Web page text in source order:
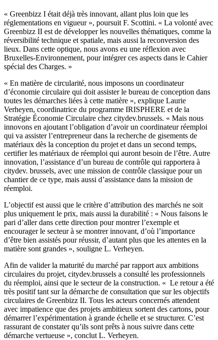
« Greenbizz I était déjà très innovant, allant plus loin que les
réglementations en vigueur », poursuit F. Scottini. « La volonté avec
Greenbizz II est de développer les nouvelles thématiques, comme la
réversibilité technique et spatiale, mais aussi la reconversion des
lieux. Dans cette optique, nous avons eu une réflexion avec
Bruxelles-Environnement, pour intégrer ces aspects dans le Cahier
spécial des Charges. »
« En matière de circularité, nous imposons un coordinateur
d’économie circulaire qui doit assister le bureau de conception dans
toutes les démarches liées à cette matière », explique Laurie
Verheyen, coordinatrice du programme IRISPHERE et de la
Stratégie Économie Circulaire chez citydev.brussels. « Mais nous
innovons en ajoutant l’obligation d’avoir un coordinateur réemploi
qui va assister l’entrepreneur dans la recherche de gisements de
matériaux dès la conception du projet et dans un second temps,
certifier les matériaux de réemploi qui auront besoin de l’être. Autre
innovation, l’assistance d’un bureau de contrôle qui rapportera à
citydev. brussels, avec une mission de contrôle classique pour un
chantier de ce type, mais aussi d’assistance dans la mission de
réemploi.
L’objectif est aussi que le critère d’attribution des marchés ne soit
plus uniquement le prix, mais aussi la durabilité : « Nous faisons le
pari d’aller dans cette direction pour montrer l’exemple et
encourager le secteur à se montrer innovant, d’où l’importance
d’être bien assistés pour réussir, d’autant plus que les attentes en la
matière sont grandes », souligne L. Verheyen.
Afin de valider la maturité du marché par rapport aux ambitions
circulaires du projet, citydev.brussels a consulté les professionnels
du réemploi, ainsi que le secteur de la construction. « Le retour a été
très positif tant sur la démarche de consultation que sur les objectifs
circulaires de Greenbizz II. Tous les acteurs concernés attendent
avec impatience que des projets ambitieux sortent des cartons, pour
démarrer l’expérimentation à grande échelle et se structurer. C’est
rassurant de constater qu’ils sont prêts à nous suivre dans cette
démarche vertueuse », conclut L. Verheyen.